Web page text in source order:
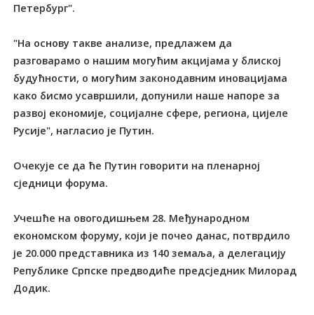
Петербург".
"На основу такве анализе, предлажем да
разговарамо о нашим могућим акцијама у блиској
будућности, о могућим законодавним иновацијама
како бисмо усавршили, допунили наше напоре за
развој економије, социјалне сфере, региона, цијеле
Русије", нагласио је Путин.
Очекује се да ће Путин говорити на пленарној
сједници форума.
Учешће на овогодишњем 28. Међународном
економском форуму, који је почео данас, потврдило
је 20.000 представника из 140 земаља, а делегацију
Републике Српске предводиће предсједник Милорад
Додик.